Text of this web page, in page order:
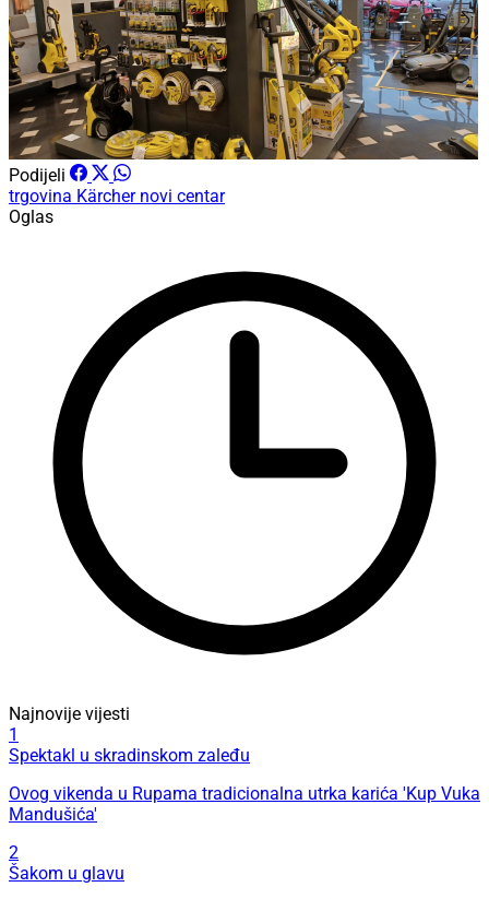
Podijeli
trgovina Kärcher novi centar
Oglas
Najnovije vijesti
1
Spektakl u skradinskom zaleđu
Ovog vikenda u Rupama tradicionalna utrka karića 'Kup Vuka
Mandušića'
2
Šakom u glavu